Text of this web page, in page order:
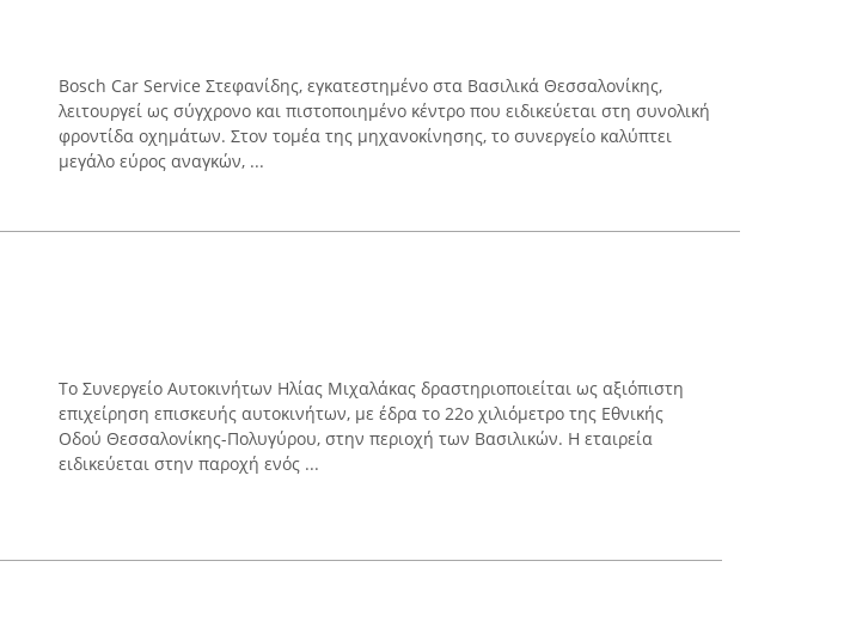
Bosch Car Service Στεφανίδης, εγκατεστημένο στα Βασιλικά Θεσσαλονίκης,
λειτουργεί ως σύγχρονο και πιστοποιημένο κέντρο που ειδικεύεται στη συνολική
φροντίδα οχημάτων. Στον τομέα της μηχανοκίνησης, το συνεργείο καλύπτει
μεγάλο εύρος αναγκών, ...
Το Συνεργείο Αυτοκινήτων Ηλίας Μιχαλάκας δραστηριοποιείται ως αξιόπιστη
επιχείρηση επισκευής αυτοκινήτων, με έδρα το 22ο χιλιόμετρο της Εθνικής
Οδού Θεσσαλονίκης-Πολυγύρου, στην περιοχή των Βασιλικών. Η εταιρεία
ειδικεύεται στην παροχή ενός ...